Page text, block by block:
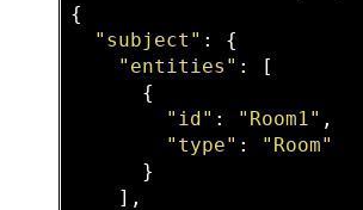
{
"subject" : {
"entities" : [
      {
"id" : "Room1" ,
"type" :
"Room"
      }
    ],